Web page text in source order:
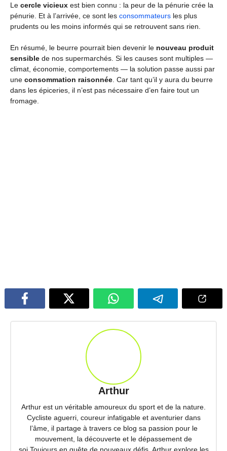
Le cercle vicieux est bien connu : la peur de la pénurie crée la
pénurie. Et à l’arrivée, ce sont les consommateurs les plus
prudents ou les moins informés qui se retrouvent sans rien.
En résumé, le beurre pourrait bien devenir le nouveau produit
sensible de nos supermarchés. Si les causes sont multiples —
climat, économie, comportements — la solution passe aussi par
une consommation raisonnée . Car tant qu’il y aura du beurre
dans les épiceries, il n’est pas nécessaire d’en faire tout un
fromage.
Arthur
Arthur est un véritable amoureux du sport et de la nature.
Cycliste aguerri, coureur infatigable et aventurier dans
l’âme, il partage à travers ce blog sa passion pour le
mouvement, la découverte et le dépassement de